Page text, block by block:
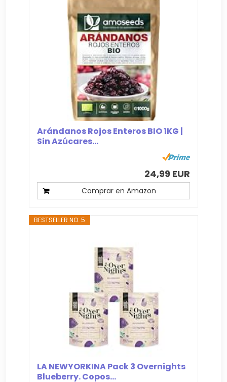
Arándanos Rojos Enteros BIO 1KG |
Sin Azúcares...
24,99 EUR
Comprar en Amazon
BESTSELLER NO. 5
LA NEWYORKINA Pack 3 Overnights
Blueberry. Copos...